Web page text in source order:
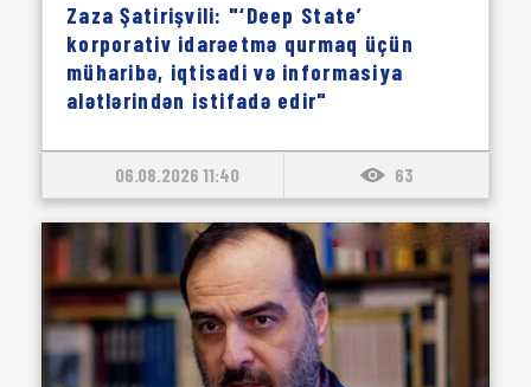
Zaza Şatirişvili: "‘Deep State’
korporativ idarəetmə qurmaq üçün
müharibə, iqtisadi və informasiya
alətlərindən istifadə edir"
06.08.2026 11:40 63